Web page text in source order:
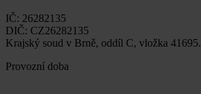
IČ: 26282135
DIČ: CZ26282135
Krajský soud v Brně, oddíl C, vložka 41695.
Provozní doba